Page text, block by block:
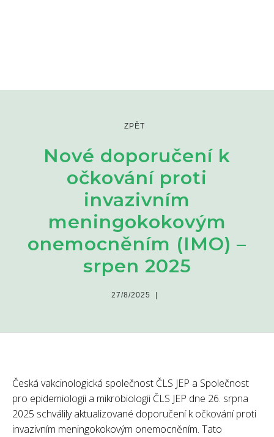
ZPĚT
Nové doporučení k
očkování proti
invazivním
meningokokovým
onemocněním (IMO) –
srpen 2025
27/8/2025
Česká vakcinologická společnost ČLS JEP a Společnost
pro epidemiologii a mikrobiologii ČLS JEP dne 26. srpna
2025 schválily aktualizované doporučení k očkování proti
invazivním meningokokovým onemocněním. Tato